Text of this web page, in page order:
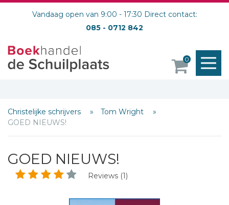
Vandaag open van 9:00 - 17:30 Direct contact:
085 - 0712 842
0
Christelijke schrijvers
Tom Wright
GOED NIEUWS!
GOED NIEUWS!
Reviews (1)